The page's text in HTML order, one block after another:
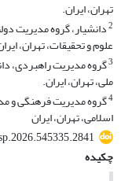
تهران، ایران.
2دانشیار، گروه مدیریت
علوم و تحقیقات، تهران،
3گروه مدیریت راهبردی،
ملی، تهران، ایران.
4گروه مدیریت فرهنگی و
اسلامی، تهران، ایران
چکیده